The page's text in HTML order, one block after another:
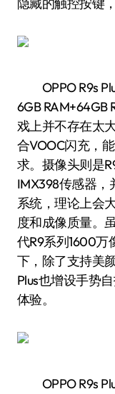
OPPO R9s
6GB RAM+64GB
戏上并不存在太
合VOOC闪充，
求。摄像头则是
IMX398传感器，
系统，理论上会
度和成像质量。
代R9系列1600万
下，除了支持美
Plus也增设手势
体验。
OPPO R9s